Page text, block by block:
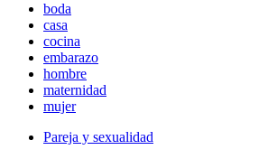
boda
casa
cocina
embarazo
hombre
maternidad
mujer
Pareja y sexualidad